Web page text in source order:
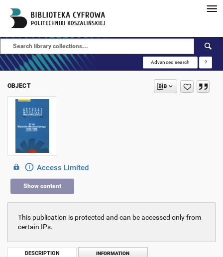
Advanced search ?
OBJECT
Access Limited
Show content
This publication is protected and can be accessed only from
certain IPs.
DESCRIPTION INFORMATION